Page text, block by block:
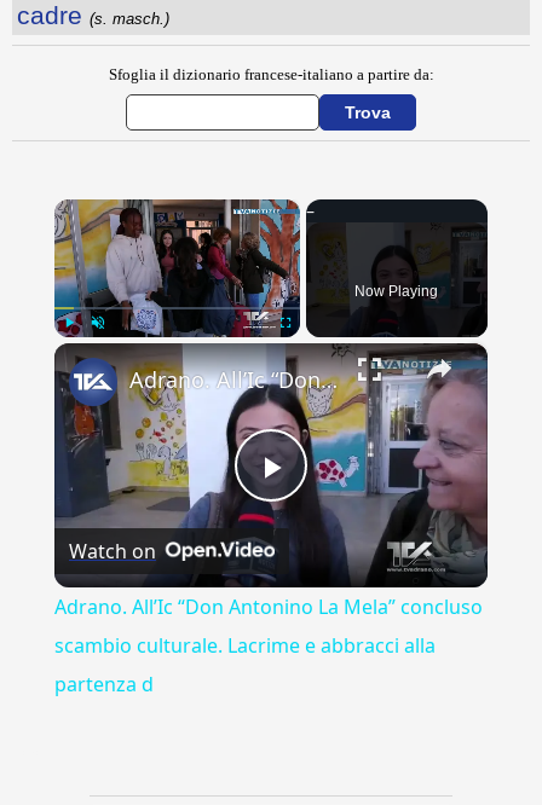
cadre (s. masch.)
Sfoglia il dizionario francese-italiano a partire da:
×
Now Playing
×
Play
Video
Adrano. All’Ic “Don Antonino La Mela” concluso scambio culturale. Lacrime e abbracci alla partenza d
Watch on
Adrano. All’Ic “Don Antonino La Mela” concluso
scambio culturale. Lacrime e abbracci alla
partenza d